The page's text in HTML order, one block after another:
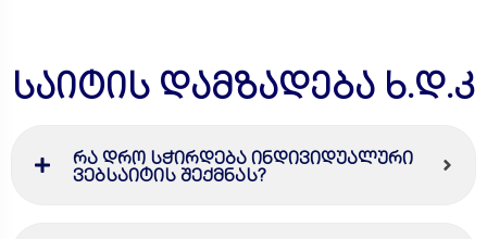
საიტის დამზადება ხ.დ.კ
რა დრო სჭირდება ინდივიდუალური
ვებსაიტის შექმნას?